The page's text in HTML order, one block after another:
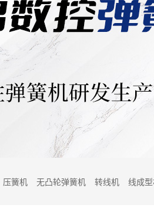
压簧机 无凸轮弹簧机 转线机 线成